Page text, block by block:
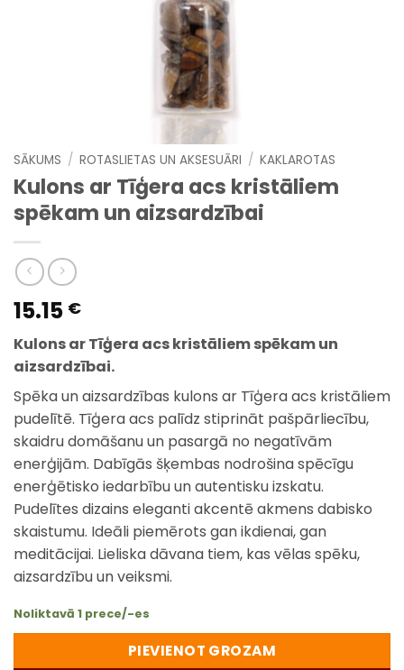
SĀKUMS / ROTASLIETAS UN AKSESUĀRI / KAKLAROTAS
Kulons ar Tīģera acs kristāliem
spēkam un aizsardzībai
15.15 €
Kulons ar Tīģera acs kristāliem spēkam un
aizsardzībai.
Spēka un aizsardzības kulons ar Tīģera acs kristāliem
pudelītē. Tīģera acs palīdz stiprināt pašpārliecību,
skaidru domāšanu un pasargā no negatīvām
enerģijām. Dabīgās šķembas nodrošina spēcīgu
enerģētisko iedarbību un autentisku izskatu.
Pudelītes dizains eleganti akcentē akmens dabisko
skaistumu. Ideāli piemērots gan ikdienai, gan
meditācijai. Lieliska dāvana tiem, kas vēlas spēku,
aizsardzību un veiksmi.
Noliktavā 1 prece/-es
PIEVIENOT GROZAM